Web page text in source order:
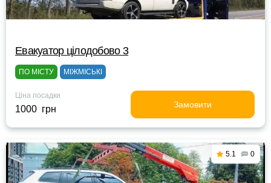
Евакуатор цілодобово 3
ПО МІСТУ МІЖМІСЬКІ
Ціна посадки
1000 грн Замовити
5.1 0